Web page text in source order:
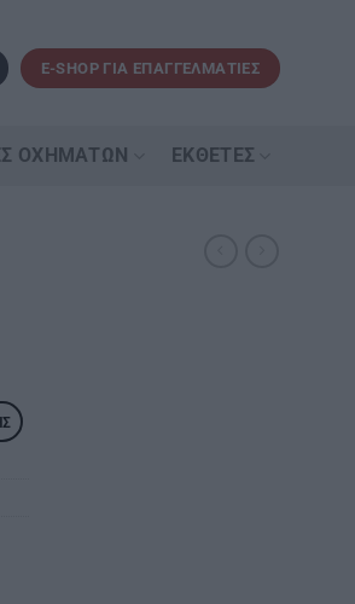
E-SHOP ΓΙΑ ΕΠΑΓΓΕΛΜΑΤΙΕΣ
ΟΧΗΜΆΤΩΝ ΕΚΘΈΤΕΣ